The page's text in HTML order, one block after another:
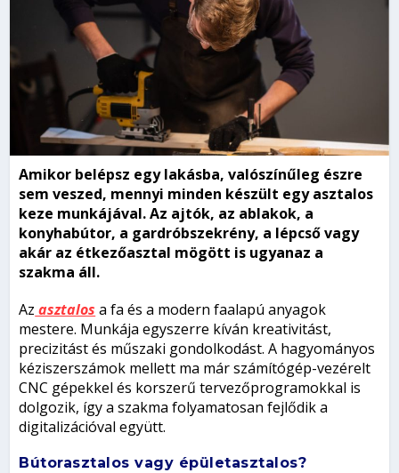
Amikor belépsz egy lakásba, valószínűleg észre
sem veszed, mennyi minden készült egy asztalos
keze munkájával. Az ajtók, az ablakok, a
konyhabútor, a gardróbszekrény, a lépcső vagy
akár az étkezőasztal mögött is ugyanaz a
szakma áll.
Az asztalos a fa és a modern faalapú anyagok
mestere. Munkája egyszerre kíván kreativitást,
precizitást és műszaki gondolkodást. A hagyományos
kéziszerszámok mellett ma már számítógép-vezérelt
CNC gépekkel és korszerű tervezőprogramokkal is
dolgozik, így a szakma folyamatosan fejlődik a
digitalizációval együtt.
Bútorasztalos vagy épületasztalos?